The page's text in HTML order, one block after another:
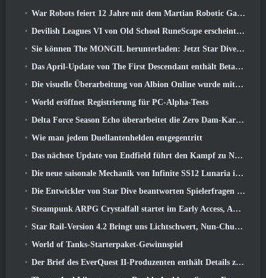
War Robots feiert 12 Jahre mit dem Martian Robotic Games Event
Devilish Leagues VI von Old School RuneScape erscheint heute
Sie können The MONGIL herunterladen: Jetzt Star Dive-Client
Das April-Update von The First Descendant enthält Beta-Versionen neuer Endgame-Inhalte
Die visuelle Überarbeitung von Albion Online wurde mit dem heutigen Start des Radiant Wilds-Updates eingestellt
World eröffnet Registrierung für PC-Alpha-Tests
Delta Force Season Echo überarbeitet die Zero Dam-Karte und erweitert das Operations-Gameplay
Wie man jedem Duellantenhelden entgegentritt
Das nächste Update von Endfield führt den Kampf zu Nefarith
Die neue saisonale Mechanik von Infinite SS12 Lunaria ist eine der „größten Ergänzungen“ des Spiels
Die Entwickler von Star Dive beantworten Spielerfragen im Überraschungs-Livestream
Steampunk ARPG Crystalfall startet im Early Access, Aber nicht ohne ein paar Macken
Star Rail-Version 4.2 Bringt uns Lichtschwert, Nun-Chuck, Schlagzeuger-Wegbereiter und ein Emanator der Hochstimmung
World of Tanks-Starterpaket-Gewinnspiel
Der Brief des EverQuest II-Produzenten enthält Details zum Time-Locked-Erweiterungsserver